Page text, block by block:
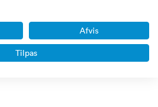
at få varelager med som en
Afvis
Tilpas